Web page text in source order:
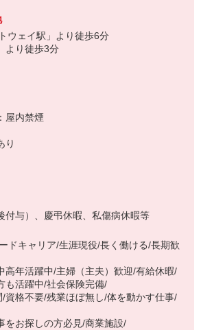
ウェイ駅」より徒歩6分
より徒歩3分
屋内禁煙
り
付与）、慶弔休暇、私傷病休暇等
ドキャリア/生涯現役/長く働ける/長期歓
高年活躍中/主婦（主夫）歓迎/有給休暇/
も活躍中/社会保険完備/
資格不要/残業ほぼ無し/体を動かす仕事/
をお探しの方必見/商業施設/